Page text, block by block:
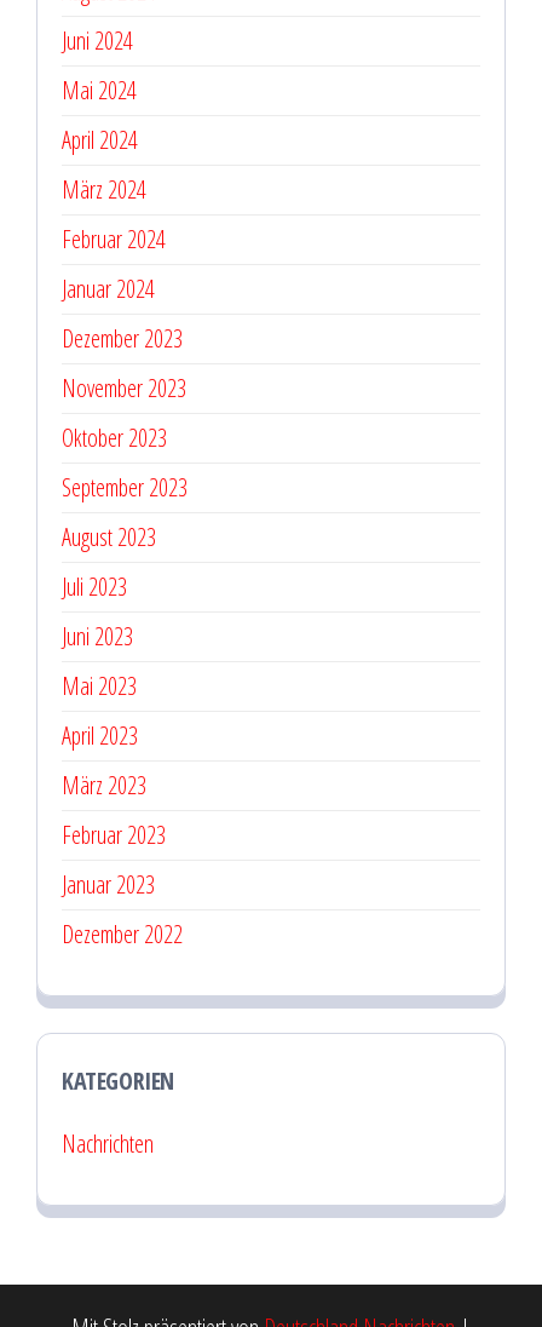
Juni 2024
Mai 2024
April 2024
März 2024
Februar 2024
Januar 2024
Dezember 2023
November 2023
Oktober 2023
September 2023
August 2023
Juli 2023
Juni 2023
Mai 2023
April 2023
März 2023
Februar 2023
Januar 2023
Dezember 2022
KATEGORIEN
Nachrichten